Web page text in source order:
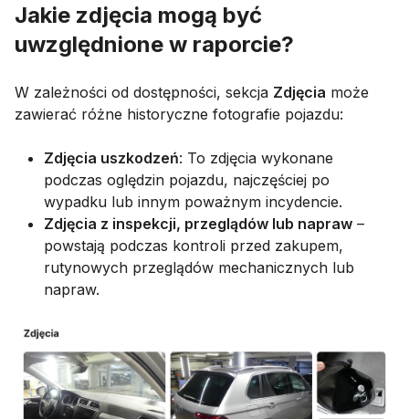
Jakie zdjęcia mogą być
uwzględnione w raporcie?
W zależności od dostępności, sekcja Zdjęcia może
zawierać różne historyczne fotografie pojazdu:
Zdjęcia uszkodzeń: To zdjęcia wykonane
podczas oględzin pojazdu, najczęściej po
wypadku lub innym poważnym incydencie.
Zdjęcia z inspekcji, przeglądów lub napraw –
powstają podczas kontroli przed zakupem,
rutynowych przeglądów mechanicznych lub
napraw.